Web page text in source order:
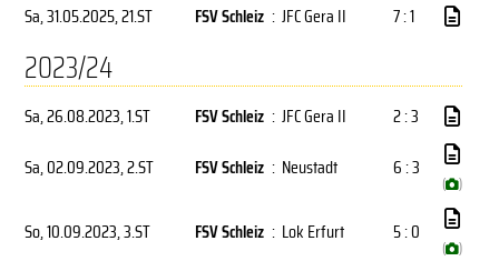
Sa, 31.05.2025, 21.ST FSV Schleiz : JFC Gera II 7 : 1
2023/24
Sa, 26.08.2023, 1.ST FSV Schleiz : JFC Gera II
2 : 3
Sa, 02.09.2023, 2.ST FSV Schleiz : Neustadt 6 : 3
( )
So, 10.09.2023, 3.ST FSV Schleiz : Lok Erfurt 5 : 0
( )